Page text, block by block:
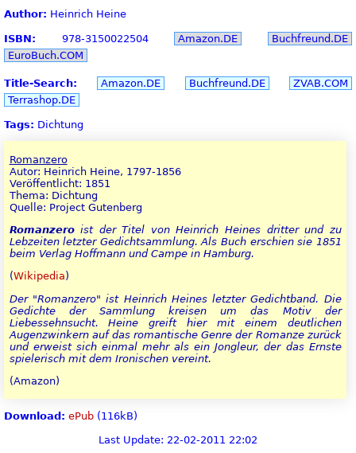
Author: Heinrich Heine
ISBN: 978-3150022504 Amazon.DE
Buchfreund.DE
EuroBuch.COM
Title-Search: Amazon.DE Buchfreund.DE
ZVAB.COM
Terrashop.DE
Tags: Dichtung
Romanzero
Autor: Heinrich Heine, 1797-1856
Veröffentlicht: 1851
Thema: Dichtung
Quelle: Project Gutenberg
Romanzeroist der Titel von Heinrich Heines dritter und zu
Lebzeiten letzter Gedichtsammlung. Als Buch erschien sie 1851
beim Verlag Hoffmann und Campe in Hamburg.
(Wikipedia)
Der "Romanzero" ist Heinrich Heines letzter Gedichtband. Die
Gedichte der Sammlung kreisen um das Motiv der
Liebessehnsucht. Heine greift hier mit einem deutlichen
Augenzwinkern auf das romantische Genre der Romanze zurück
und erweist sich einmal mehr als ein Jongleur, der das Ernste
spielerisch mit dem Ironischen vereint.
(Amazon)
Download: ePub (116kB)
Last Update: 22-02-2011 22:02